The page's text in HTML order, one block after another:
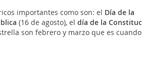
importantes como son: el Día de la
(16 de agosto), el día de la
son febrero y marzo que es